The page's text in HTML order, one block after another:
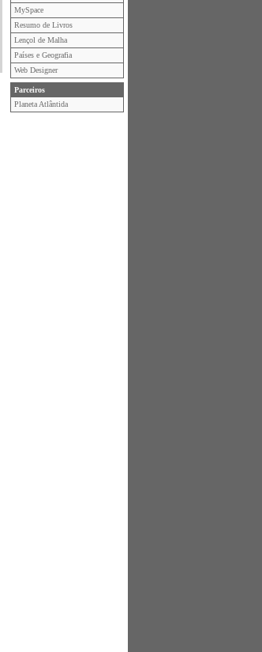
MySpace
Resumo de Livros
Lençol de Malha
Países e Geografia
Web Designer
Parceiros
Planeta Atlântida